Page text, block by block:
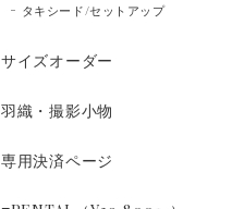
タキシード/セットアップ
サイズオーダー
羽織・撮影小物
専用決済ページ